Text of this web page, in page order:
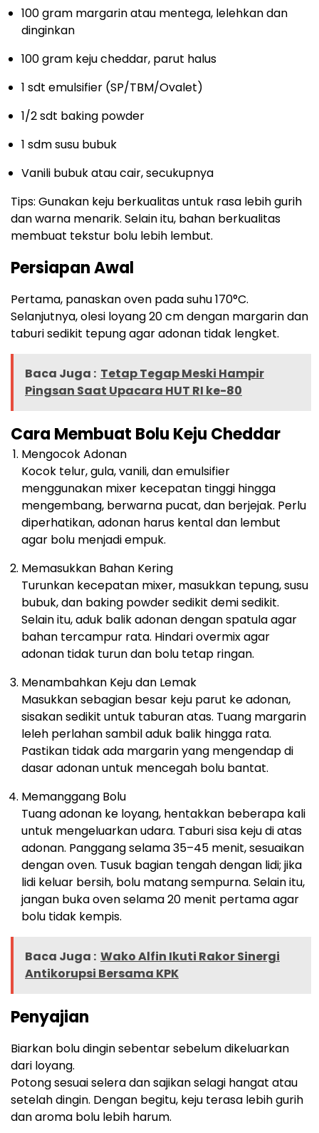
100 gram margarin atau mentega, lelehkan dan
dinginkan
100 gram keju cheddar, parut halus
1 sdt emulsifier (SP/TBM/Ovalet)
1/2 sdt baking powder
1 sdm susu bubuk
Vanili bubuk atau cair, secukupnya
Tips: Gunakan keju berkualitas untuk rasa lebih gurih
dan warna menarik. Selain itu, bahan berkualitas
membuat tekstur bolu lebih lembut.
Persiapan Awal
Pertama, panaskan oven pada suhu 170°C.
Selanjutnya, olesi loyang 20 cm dengan margarin dan
taburi sedikit tepung agar adonan tidak lengket.
Baca Juga : Tetap Tegap Meski Hampir
Pingsan Saat Upacara HUT RI ke-80
Cara Membuat Bolu Keju Cheddar
Mengocok Adonan
Kocok telur, gula, vanili, dan emulsifier
menggunakan mixer kecepatan tinggi hingga
mengembang, berwarna pucat, dan berjejak. Perlu
diperhatikan, adonan harus kental dan lembut
agar bolu menjadi empuk.
Memasukkan Bahan Kering
Turunkan kecepatan mixer, masukkan tepung, susu
bubuk, dan baking powder sedikit demi sedikit.
Selain itu, aduk balik adonan dengan spatula agar
bahan tercampur rata. Hindari overmix agar
adonan tidak turun dan bolu tetap ringan.
Menambahkan Keju dan Lemak
Masukkan sebagian besar keju parut ke adonan,
sisakan sedikit untuk taburan atas. Tuang margarin
leleh perlahan sambil aduk balik hingga rata.
Pastikan tidak ada margarin yang mengendap di
dasar adonan untuk mencegah bolu bantat.
Memanggang Bolu
Tuang adonan ke loyang, hentakkan beberapa kali
untuk mengeluarkan udara. Taburi sisa keju di atas
adonan. Panggang selama 35–45 menit, sesuaikan
dengan oven. Tusuk bagian tengah dengan lidi; jika
lidi keluar bersih, bolu matang sempurna. Selain itu,
jangan buka oven selama 20 menit pertama agar
bolu tidak kempis.
Baca Juga : Wako Alfin Ikuti Rakor Sinergi
Antikorupsi Bersama KPK
Penyajian
Biarkan bolu dingin sebentar sebelum dikeluarkan
dari loyang.
Potong sesuai selera dan sajikan selagi hangat atau
setelah dingin. Dengan begitu, keju terasa lebih gurih
dan aroma bolu lebih harum.